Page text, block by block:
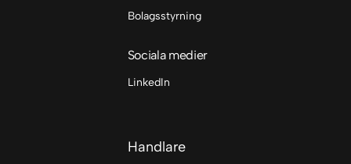
Bolagsstyrning
Sociala medier
LinkedIn
Handlare